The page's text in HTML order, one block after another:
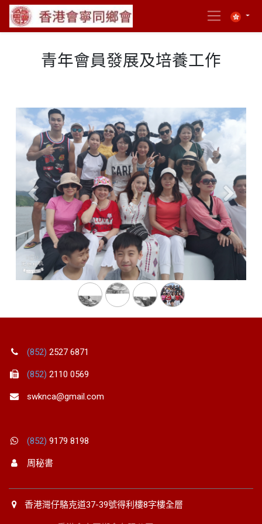
青年會員發展及培養工作
Previous Next
(852)2527 6871
(852)2110 0569
swknca@gmail.com
(852)9179 8198
周秘書
香港灣仔駱克道37-39號得利樓8字樓全層